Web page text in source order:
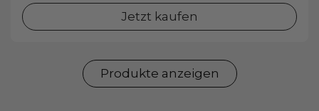
Jetzt kaufen
Produkte anzeigen